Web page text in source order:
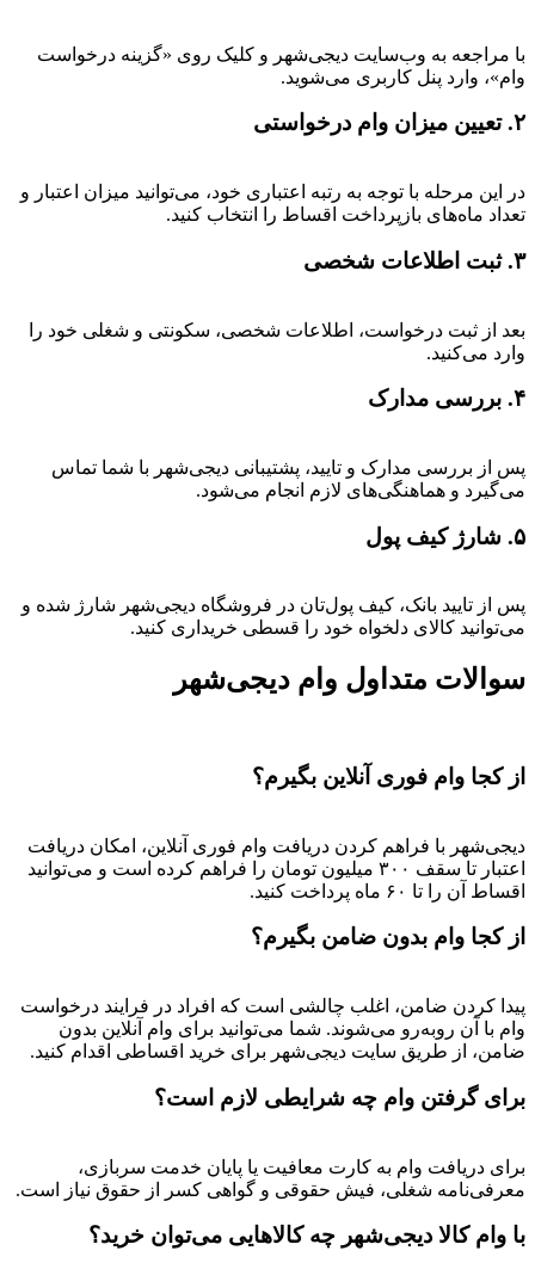
با مراجعه به وب‌سایت دیجی‌شهر و کلیک روی «گزینه درخواست
وام»، وارد پنل کاربری می‌شوید.
۲. تعیین میزان وام درخواستی
در این مرحله با توجه به رتبه اعتباری خود، می‌توانید میزان اعتبار و
تعداد ماه‌های بازپرداخت اقساط را انتخاب کنید.
۳. ثبت اطلاعات شخصی
بعد از ثبت درخواست، اطلاعات شخصی، سکونتی و شغلی خود را
وارد می‌کنید.
۴. بررسی مدارک
پس از بررسی مدارک و تایید، پشتیبانی دیجی‌شهر با شما تماس
می‌گیرد و هماهنگی‌های لازم انجام می‌شود.
۵. شارژ کیف پول
پس از تایید بانک، کیف پول‌تان در فروشگاه دیجی‌شهر شارژ شده و
می‌توانید کالای دلخواه خود را قسطی خریداری کنید.
سوالات متداول وام دیجی‌شهر
از کجا وام فوری آنلاین بگیرم؟
دیجی‌شهر با فراهم کردن دریافت وام فوری آنلاین، امکان دریافت
اعتبار تا سقف ۳۰۰ میلیون تومان را فراهم کرده است و می‌توانید
اقساط آن را تا ۶۰ ماه پرداخت کنید.
از کجا وام بدون ضامن بگیرم؟
پیدا کردن ضامن، اغلب چالشی است که افراد در فرایند درخواست
وام با آن روبه‌رو می‌شوند. شما می‌توانید برای وام آنلاین بدون
ضامن، از طریق سایت دیجی‌شهر برای خرید اقساطی اقدام کنید.
برای گرفتن وام چه شرایطی لازم است؟
برای دریافت وام به کارت معافیت یا پایان خدمت سربازی،
معرفی‌نامه شغلی، فیش حقوقی و گواهی کسر از حقوق نیاز است.
با وام کالا دیجی‌شهر چه کالاهایی می‌توان خرید؟